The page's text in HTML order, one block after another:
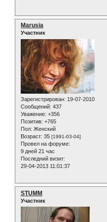
Marusia
Участник
Зарегистрирован: 19-07-2010
Сообщений: 437
Уважение: +356
Позитив: +765
Пол: Женский
Возраст: 35 [1991-03-04]
Провел на форуме:
9 дней 21 час
Последний визит:
29-04-2013 11:01:37
STUMM
Участник